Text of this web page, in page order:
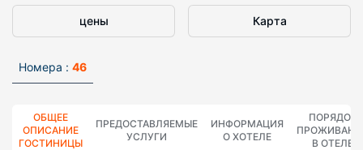
цены Карта
Номера : 46
ОБЩЕЕ
ОПИСАНИЕ
ГОСТИНИЦЫ
ПРЕДОСТАВЛЯЕМЫЕ
УСЛУГИ
ИНФОРМАЦИЯ
О ХОТЕЛЕ
ПОРЯДОК
В ОТЕЛЕ